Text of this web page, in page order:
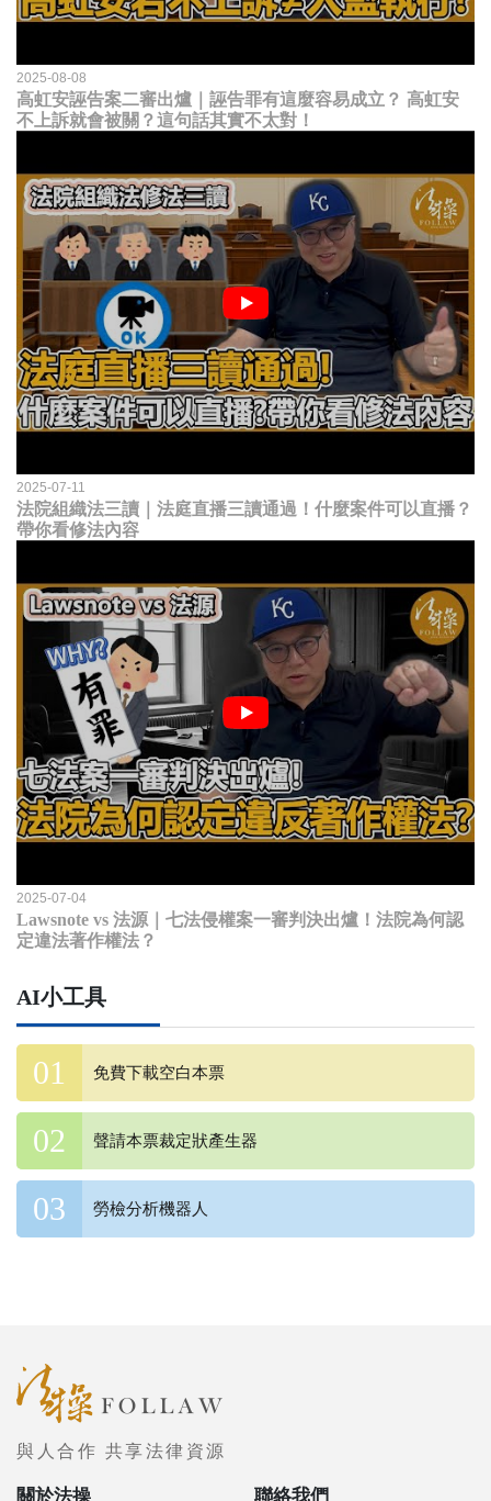
2025-08-08
高虹安誣告案二審出爐｜誣告罪有這麼容易成立？ 高虹安
不上訴就會被關？這句話其實不太對！
2025-07-11
法院組織法三讀｜法庭直播三讀通過！什麼案件可以直播？
帶你看修法內容
2025-07-04
Lawsnote vs 法源｜七法侵權案一審判決出爐！法院為何認
定違法著作權法？
AI小工具
免費下載空白本票
聲請本票裁定狀產生器
勞檢分析機器人
與人合作 共享法律資源
關於法操 聯絡我們